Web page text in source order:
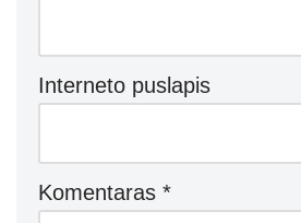
Interneto puslapis
Komentaras *